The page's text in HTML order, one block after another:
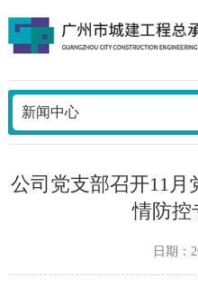
新闻中心
公司党支部召开11月
情防控
日期：